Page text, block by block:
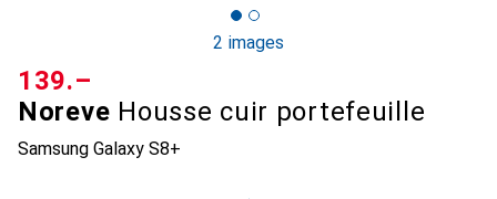
2 images
Noreve Housse cuir portefeuille
Samsung Galaxy S8+
CHF
139.–